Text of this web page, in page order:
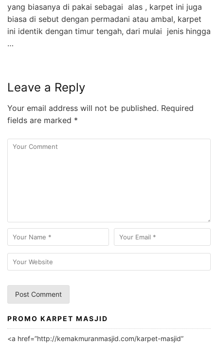
yang biasanya di pakai sebagai alas , karpet ini juga
biasa di sebut dengan permadani atau ambal, karpet
ini identik dengan timur tengah, dari mulai jenis hingga
…
Leave a Reply
Your email address will not be published. Required
fields are marked *
A
l
PROMO KARPET MASJID
<a href=”http://kemakmuranmasjid.com/karpet-masjid”